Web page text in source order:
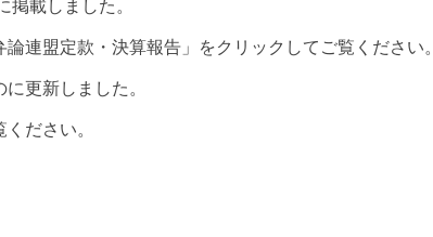
載しました。
連盟定款・決算報告」をクリックしてご覧ください。
更新しました。
ださい。